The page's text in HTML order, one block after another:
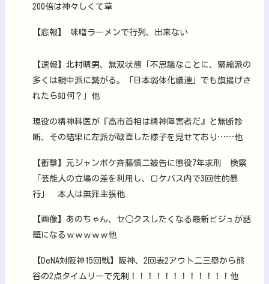
200倍は神々しくて草
【悲報】 味噌ラーメンで行列、出来ない
【速報】北村晴男、無双状態「不思議なことに、緊縮派の
多くは親中派に繋がる。「日本弱体化議連」でも旗揚げさ
れたら如何？」他
現役の精神科医が『高市首相は精神障害者だ』と無断診
断、その結果に左派が歓喜した様子を見せており……他
【衝撃】元ジャンポケ斉藤慎二被告に懲役7年求刑 検察
「芸能人の立場の差を利用し、ロケバス内で3回性的暴
行」 本人は無罪主張他
【画像】あのちゃん、セ○クスしたくなる最新ビジュが話
題になるｗｗｗｗｗ他
【DeNA対阪神15回戦】阪神、2回表2アウト二三塁から熊
谷の2点タイムリーで先制！！！！！！！！！！！！他